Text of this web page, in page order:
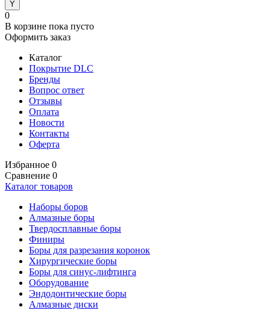
0
В корзине пока пусто
Оформить заказ
Каталог
Покрытие DLC
Бренды
Вопрос ответ
Отзывы
Оплата
Новости
Контакты
Оферта
Избранное 0
Сравнение 0
Каталог товаров
Наборы боров
Алмазные боры
Твердосплавные боры
Финиры
Боры для разрезания коронок
Хирургические боры
Боры для синус-лифтинга
Оборудование
Эндодонтические боры
Алмазные диски